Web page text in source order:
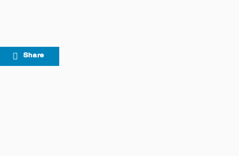
Share